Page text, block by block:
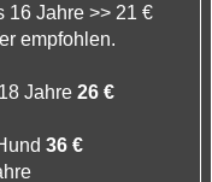
16 Jahre >> 21 €
empfohlen.
Jahre 26 €
36 €